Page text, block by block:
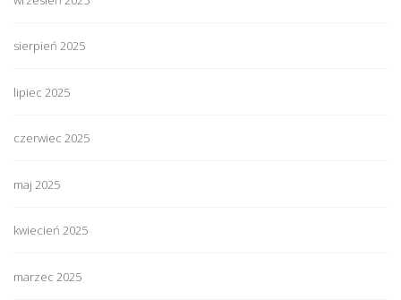
sierpień 2025
lipiec 2025
czerwiec 2025
maj 2025
kwiecień 2025
marzec 2025